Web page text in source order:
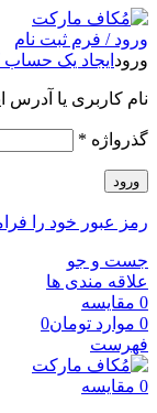
ورود / فرم ثبت نام
ورود ایجاد یک حساب
نام کاربری یا آدرس
گذرواژه *
ورود
رمز عبور خود را
جست و جو
علاقه مندی ها
0 مقایسه
0 موارد تومان0
فهرست
0 مقایسه